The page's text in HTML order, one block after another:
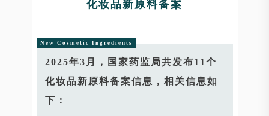
化妆品新原料备案
New Cosmetic Ingredients
2025年3月，国家药监局共发布11个
化妆品新原料备案信息，相关信息如
下：